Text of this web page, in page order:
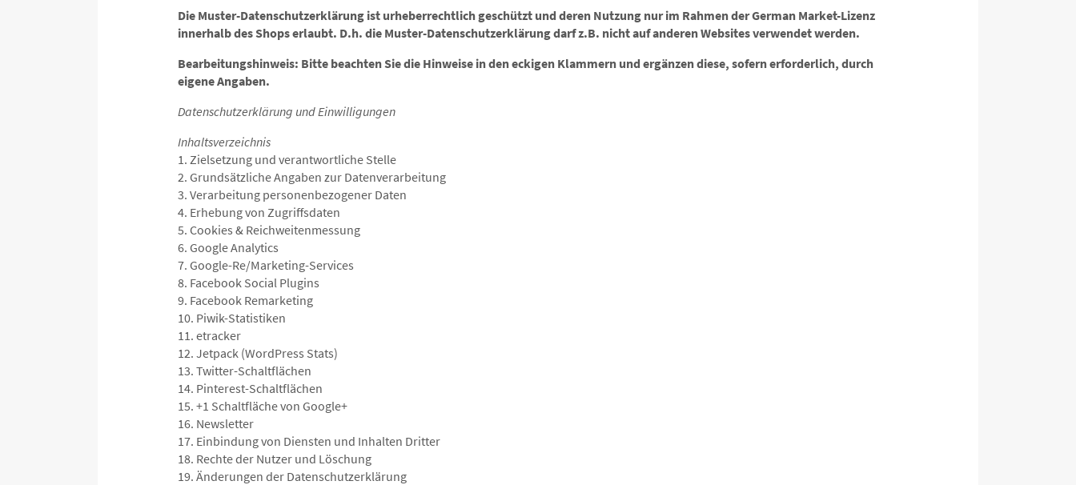
Die Muster-Datenschutzerklärung ist urheberrechtlich geschützt und deren Nutzung nur im Rahmen der German Market-Lizenz
innerhalb des Shops erlaubt. D.h. die Muster-Datenschutzerklärung darf z.B. nicht auf anderen Websites verwendet werden.
Bearbeitungshinweis: Bitte beachten Sie die Hinweise in den eckigen Klammern und ergänzen diese, sofern erforderlich, durch
eigene Angaben.
Datenschutzerklärung und Einwilligungen
Inhaltsverzeichnis
1. Zielsetzung und verantwortliche Stelle
2. Grundsätzliche Angaben zur Datenverarbeitung
3. Verarbeitung personenbezogener Daten
4. Erhebung von Zugriffsdaten
5. Cookies & Reichweitenmessung
6. Google Analytics
7. Google-Re/Marketing-Services
8. Facebook Social Plugins
9. Facebook Remarketing
10. Piwik-Statistiken
11. etracker
12. Jetpack (WordPress Stats)
13. Twitter-Schaltflächen
14. Pinterest-Schaltflächen
15. +1 Schaltfläche von Google+
16. Newsletter
17. Einbindung von Diensten und Inhalten Dritter
18. Rechte der Nutzer und Löschung
19. Änderungen der Datenschutzerklärung